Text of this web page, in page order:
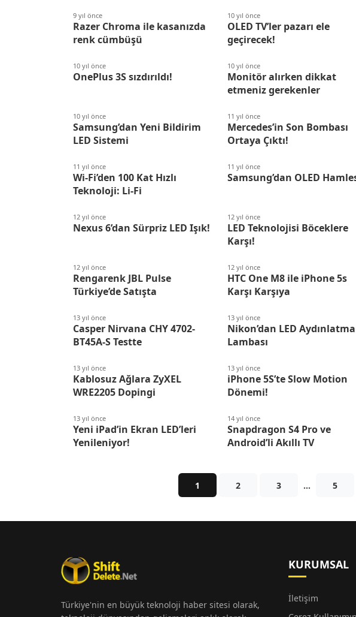
9 yıl önce
Razer Chroma ile kasanızda
renk cümbüşü
10 yıl önce
OLED TV’ler pazarı ele
geçirecek!
10 yıl önce
OnePlus 3S sızdırıldı!
10 yıl önce
Monitör alırken dikkat
etmeniz gerekenler
10 yıl önce
Samsung’dan Yeni Bildirim
LED Sistemi
11 yıl önce
Mercedes’in Son Bombası
Ortaya Çıktı!
11 yıl önce
Wi-Fi’den 100 Kat Hızlı
Teknoloji: Li-Fi
11 yıl önce
Samsung’dan OLED
12 yıl önce
Nexus 6’dan Sürpriz LED Işık!
12 yıl önce
LED Teknolojisi Böceklere
Karşı!
12 yıl önce
Rengarenk JBL Pulse
Türkiye’de Satışta
12 yıl önce
HTC One M8 ile iPhone 5s
Karşı Karşıya
13 yıl önce
Casper Nirvana CHY 4702-
BT45A-S Testte
13 yıl önce
Nikon’dan LED Aydınlatma
Lambası
13 yıl önce
Kablosuz Ağlara ZyXEL
WRE2205 Dopingi
13 yıl önce
iPhone 5S’te Slow Motion
Dönemi!
13 yıl önce
Yeni iPad’in Ekran LED’leri
Yenileniyor!
14 yıl önce
Snapdragon S4 Pro ve
Android’li Akıllı TV
1 2 3 … 5
Türkiye'nin en büyük teknoloji haber sitesi olarak,
KURUMSAL
İletişim